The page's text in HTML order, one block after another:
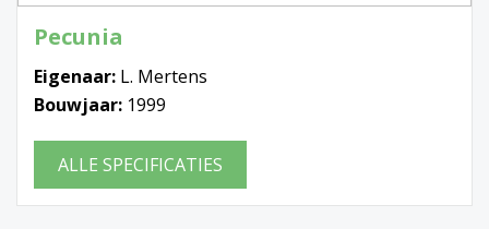
Pecunia
Eigenaar: L. Mertens
Bouwjaar: 1999
ALLE SPECIFICATIES